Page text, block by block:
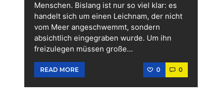
Menschen. Bislang ist nur so viel klar: es
handelt sich um einen Leichnam, der nicht
vom Meer angeschwemmt, sondern
absichtlich eingegraben wurde. Um ihn
freizulegen müssen große…
READ MORE 0 0